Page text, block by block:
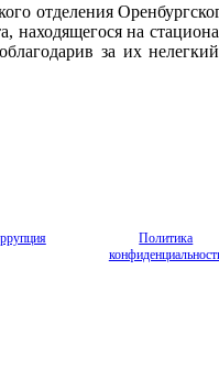
отделения
находящегося на
за их
Политика